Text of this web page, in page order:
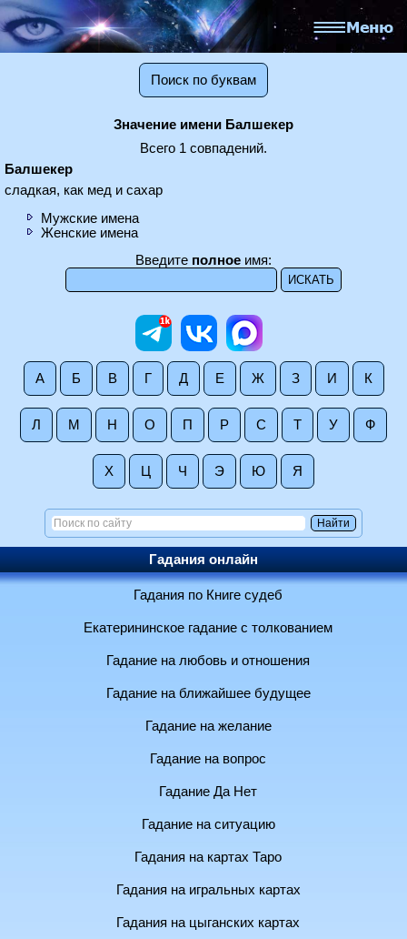
Поиск по буквам
Значение имени Балшекер
Всего 1 совпадений.
Балшекер
сладкая, как мед и сахар
Мужские имена
Женские имена
Введите полное имя:
А Б В Г Д Е Ж З И К
Л М Н О П Р С Т У Ф
Х Ц Ч Э Ю Я
Гадания онлайн
Гадания по Книге судеб
Екатерининское гадание с толкованием
Гадание на любовь и отношения
Гадание на ближайшее будущее
Гадание на желание
Гадание на вопрос
Гадание Да Нет
Гадание на ситуацию
Гадания на картах Таро
Гадания на игральных картах
Гадания на цыганских картах